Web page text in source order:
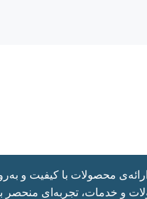
محصولات با کیفیت و
و خدمات، تجربه‌ای